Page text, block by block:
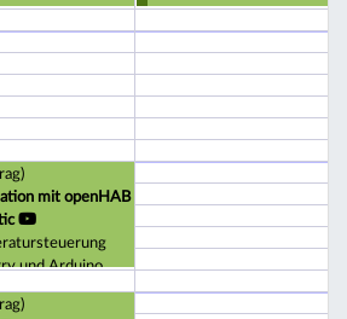
mit openHAB
und Arduino